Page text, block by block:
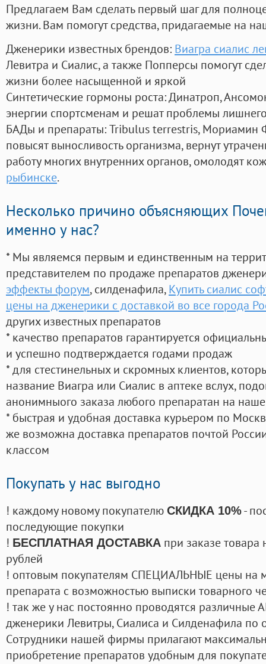
Предлагаем Вам сделать первый шаг для
жизни. Вам помогут средства, придагаемые на
Дженерики известных брендов: Виагра сиалис
Левитра и Сиалис, а также Попперсы помогут
жизни более насыщенной и яркой
Синтетические гормоны роста: Динатроп,
энергии спортсменам и решат проблемы
БАДы и препараты:Tribulus terrestris, Мориамин
повысят выносливость организма, вернут
работу многих внутренних органов, омолодят
рыбинске.
Несколько причино объясняющих
именно у нас?
* Мы являемся первым и единственным на
представителем по продаже препаратов
эффекты форум, силденафила, Купить сиалис
цены на дженерики с доставкой во все города
других известных препаратов
* качество препаратов гарантируется
и успешно подтверждается годами продаж
* для стестинельных и скромных клиентов,
название Виагра или Сиалис в аптеке вслух,
анонимныого заказа любого препаратан на
* быстрая и удобная доставка курьером по
же возможна доставка препаратов почтой
классом
Покупать у нас выгодно
! каждому новому покупателю СКИДКА 10%-
последующие покупки
! БЕСПЛАТНАЯ ДОСТАВКА при заказе
рублей
! оптовым покупателям СПЕЦИАЛЬНЫЕ цены на
препарата с возможностью выписки товарного
! так же у нас постоянно проводятся
дженерики Левитры, Сиалиса и Силденафила по
Cотрудники нашей фирмы прилагают
приобретение препаратов удобным для